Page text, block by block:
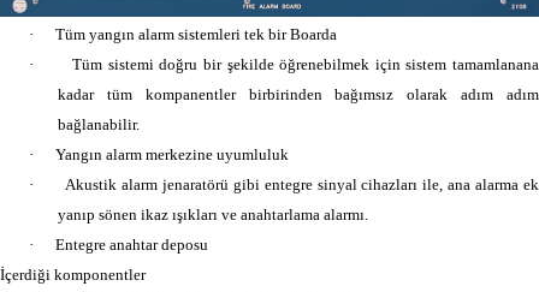
· Tüm yangın alarm sistemleri tek bir Boarda
·
Tüm sistemi doğru bir şekilde öğrenebilmek için sistem tamamlanana
kadar tüm
kompanentler birbirinden bağımsız olarak adım adım
bağlanabilir.
·
Yangın alarm merkezine uyumluluk
·
Akustik alarm jenaratörü gibi entegre sinyal cihazları ile, ana alarma ek
yanıp sönen ikaz ışıkları ve anahtarlama alarmı.
·
Entegre anahtar deposu
İçerdiği komponentler